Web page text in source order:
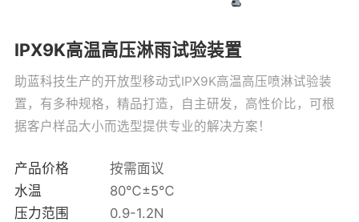
IPX9K高温高压淋雨试验装置
助蓝科技生产的开放型移动式IPX9K高温高压喷淋试验装
置，有多种规格，精品打造，自主研发，高性价比，可根
据客户样品大小而选型提供专业的解决方案！
产品价格
按需面议
水温
80℃±5℃
压力范围
0.9-1.2N